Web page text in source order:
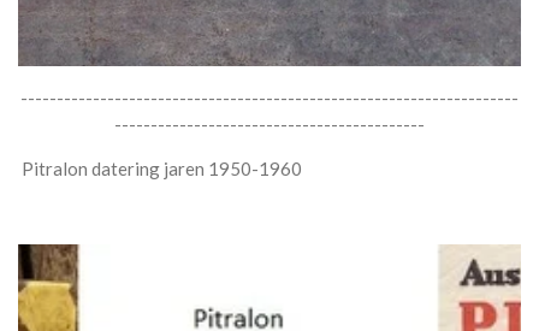
---------------------------------------------------------------------
-------------------------------------------
Pitralon datering jaren 1950-1960